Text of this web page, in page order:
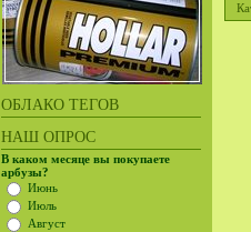
ОБЛАКО ТЕГОВ
НАШ ОПРОС
В каком месяце вы покупаете
арбузы?
Июнь
Июль
Август